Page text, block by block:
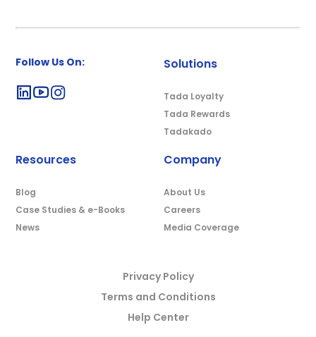
Follow Us On: Solutions
Tada Loyalty
Tada Rewards
Tadakado
Resources
Blog
Case Studies & e-Books
News
Company
About Us
Careers
Media Coverage
Privacy Policy
Terms and Conditions
Help Center